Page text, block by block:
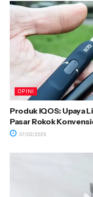
OPINI
Produk IQOS: Upaya
Pasar Rokok
07/02/2025